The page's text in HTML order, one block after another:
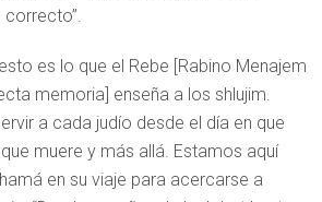
correcto”.
es lo que el Rebe [Rabino Menajem
memoria] enseña a los shlujim.
a cada judío desde el día en que
muere y más allá. Estamos aquí
en su viaje para acercarse a